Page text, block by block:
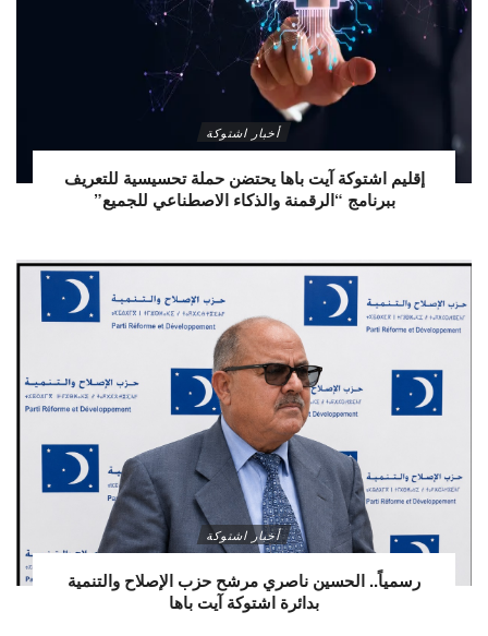
أخبار اشتوكة
إقليم اشتوكة آيت باها يحتضن حملة تحسيسية للتعريف
ببرنامج “الرقمنة والذكاء الاصطناعي للجميع”
أخبار اشتوكة
رسمياً.. الحسين ناصري مرشح حزب الإصلاح والتنمية
بدائرة اشتوكة آيت باها